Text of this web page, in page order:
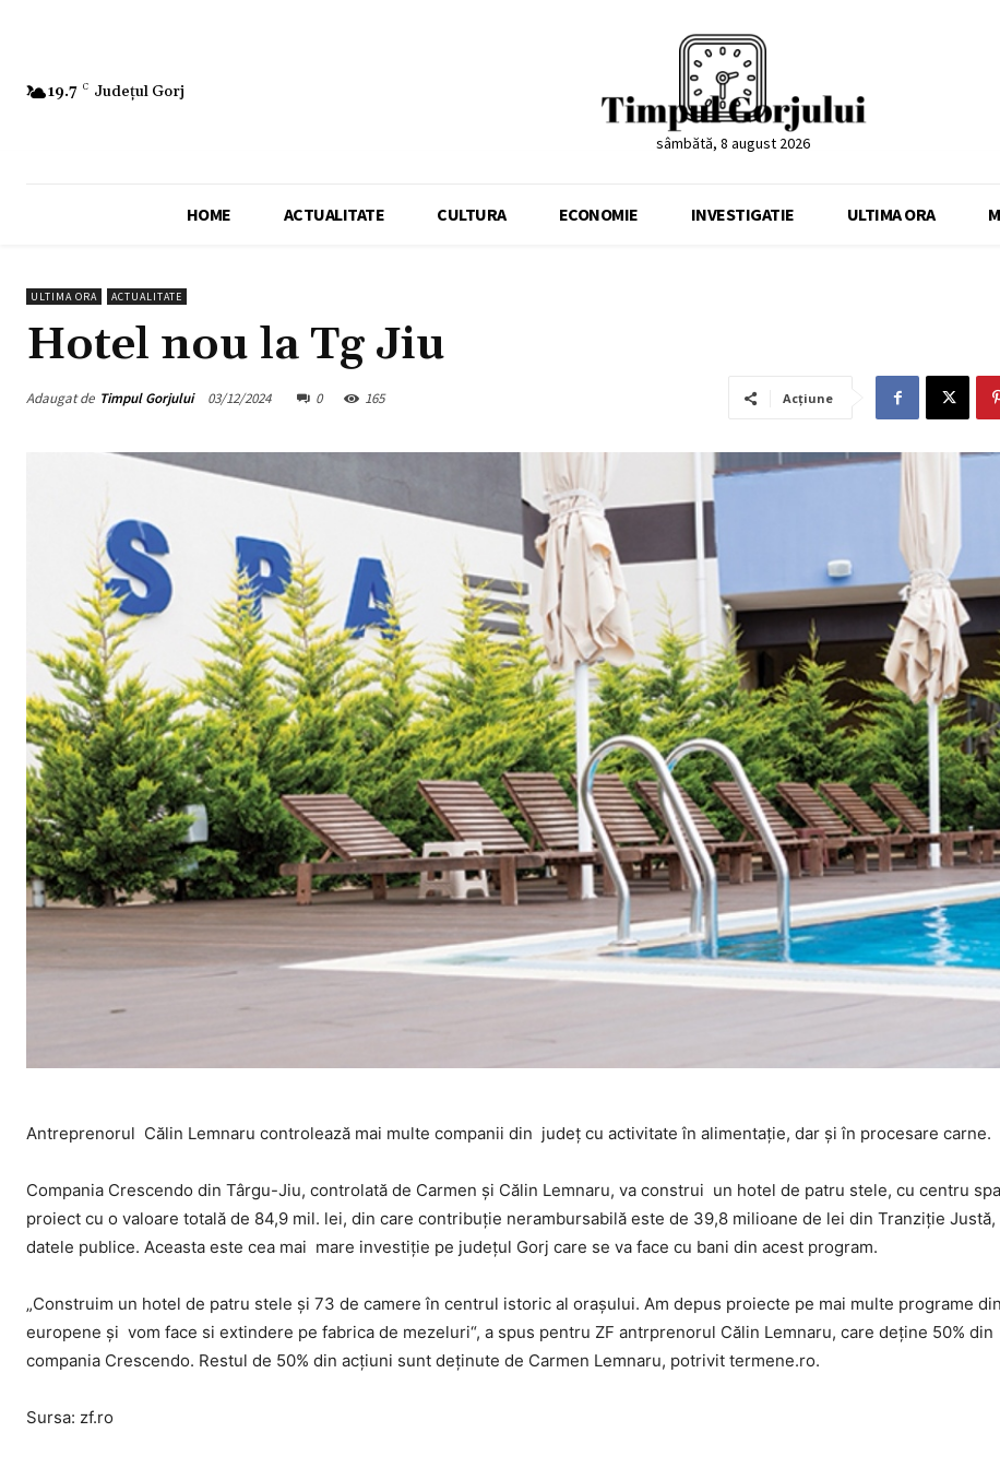
19.7 C Județul Gorj
sâmbătă, 8 august 2026
HOME ACTUALITATE CULTURA ECONOMIE INVESTIGATIE ULTIMA ORA
ULTIMA ORA ACTUALITATE
Hotel nou la Tg Jiu
Adaugat de Timpul Gorjului 03/12/2024 0 165 Acțiune
Antreprenorul Călin Lemnaru controlează mai multe companii din judeţ cu activitate în alimentaţie, dar şi în procesare carne.
Compania Crescendo din Târgu-Jiu, controlată de Carmen şi Călin Lemnaru, va construi un hotel de patru stele, cu centru
proiect cu o valoare totală de 84,9 mil. lei, din care contribuţie nerambursabilă este de 39,8 milioane de lei din Tranziţie Justă,
datele publice. Aceasta este cea mai mare investiţie pe judeţul Gorj care se va face cu bani din acest program.
„Construim un hotel de patru stele şi 73 de camere în centrul istoric al oraşului. Am depus proiecte pe mai multe programe
europene şi vom face si extindere pe fabrica de mezeluri“, a spus pentru ZF antrprenorul Călin Lemnaru, care deţine 50% din
compania Crescendo. Restul de 50% din acţiuni sunt deţinute de Carmen Lemnaru, potrivit termene.ro.
Sursa: zf.ro